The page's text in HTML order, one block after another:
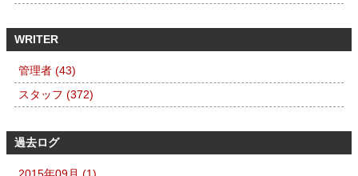
WRITER
管理者 (43)
スタッフ (372)
過去ログ